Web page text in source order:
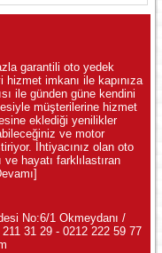
garantili oto yedek
imkanı ile kapınıza
ile günden güne kendini
müşterilerine hizmet
eklediği yenilikler
ve motor
İhtiyacınız olan oto
hayatı farklılastıran
No:6/1 Okmeydanı /
31 29 - 0212 222 59 77